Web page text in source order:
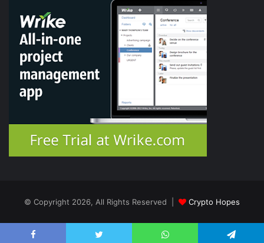
© Copyright 2026, All Rights Reserved | Crypto Hopes